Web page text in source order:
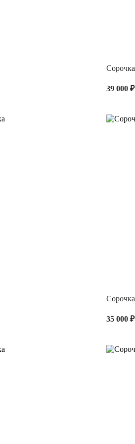
Сорочка
39 000 ₽
Сорочка
35 000 ₽